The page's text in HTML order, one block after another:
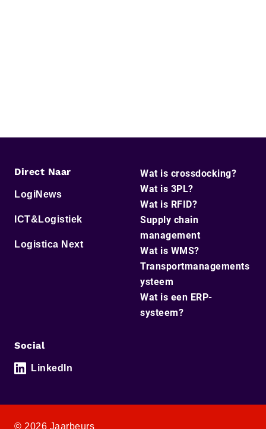
Direct Naar
LogiNews
ICT&Logistiek
Logistica Next
Wat is crossdocking?
Wat is 3PL?
Wat is RFID?
Supply chain
management
Wat is WMS?
Transportmanagements
ysteem
Wat is een ERP-
systeem?
Social
LinkedIn
© 2026 Jaarbeurs